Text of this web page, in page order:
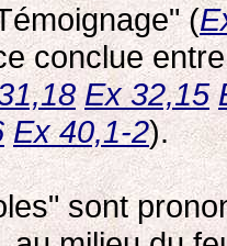
(
conclue
Ex 32,15
Ex 40,1-2).
sont